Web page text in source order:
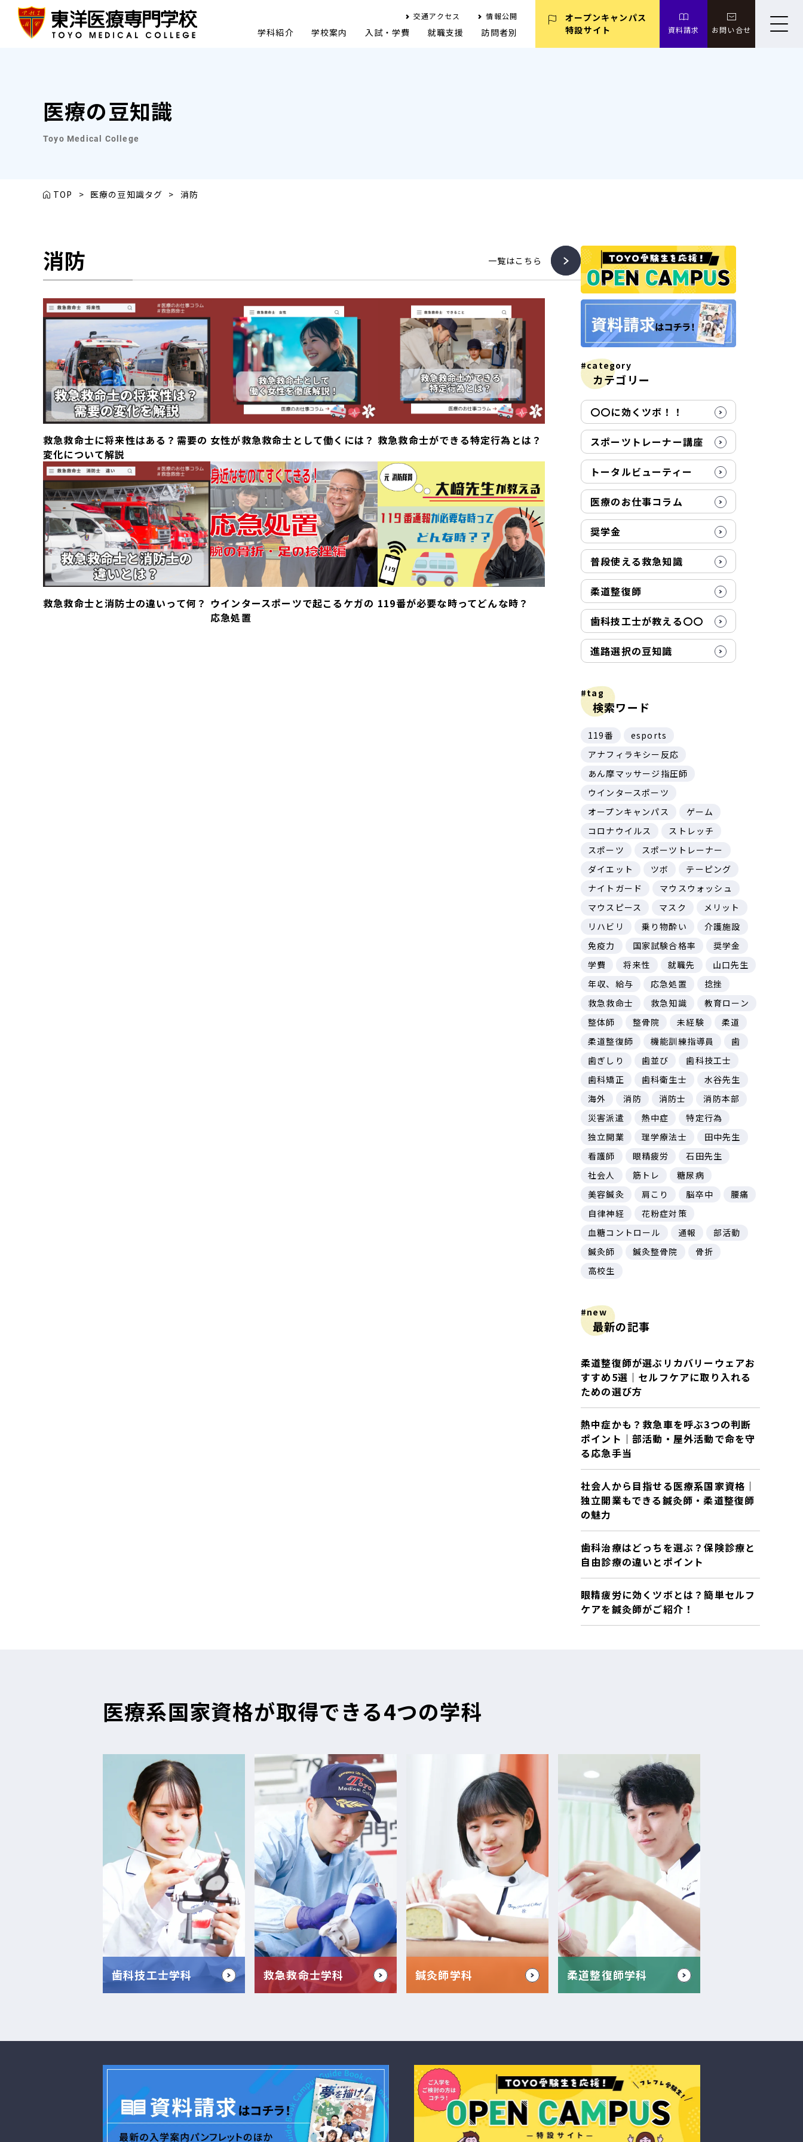
交通アクセス 情報公開
学科紹介 学校案内 入試・学費 就職支援 訪問者別
オープンキャンパス
特設サイト
資料請求 お問い合せ
医療の豆知識
Toyo Medical College
TOP > 医療の豆知識タグ > 消防
消防 一覧はこちら
救急救命士に将来性はある？需要の
変化について解説
女性が救急救命士として働くには？ 救急救命士ができる特定行為とは？
救急救命士と消防士の違いって何？ ウインタースポーツで起こるケガの
応急処置
119番が必要な時ってどんな時？
#category
カテゴリー
〇〇に効くツボ！！
スポーツトレーナー講座
トータルビューティー
医療のお仕事コラム
奨学金
普段使える救急知識
柔道整復師
歯科技工士が教える〇〇
進路選択の豆知識
#tag
検索ワード
119番
esports
アナフィラキシー反応
あん摩マッサージ指圧師
ウインタースポーツ
オープンキャンパス
ゲーム
コロナウイルス
ストレッチ
スポーツ
スポーツトレーナー
ダイエット
ツボ
テーピング
ナイトガード
マウスウォッシュ
マウスピース
マスク
メリット
リハビリ
乗り物酔い
介護施設
免疫力
国家試験合格率
奨学金
学費
将来性 就職先
山口先生
年収、給与
応急処置
捻挫
救急救命士
救急知識
教育ローン
整体師
整骨院 未経験
柔道
柔道整復師
機能訓練指導員
歯
歯ぎしり
歯並び
歯科技工士
歯科矯正
歯科衛生士
水谷先生
海外
消防 消防士
消防本部
災害派遣
熱中症
特定行為
独立開業
理学療法士
田中先生
看護師
眼精疲労
石田先生
社会人
筋トレ
糖尿病
美容鍼灸
肩こり 脳卒中
腰痛
自律神経
花粉症対策
血糖コントロール
通報
部活動
鍼灸師
鍼灸整骨院
骨折
高校生
#new
最新の記事
柔道整復師が選ぶリカバリーウェアお
すすめ5選｜セルフケアに取り入れる
ための選び方
熱中症かも？救急車を呼ぶ3つの判断
ポイント｜部活動・屋外活動で命を守
る応急手当
社会人から目指せる医療系国家資格｜
独立開業もできる鍼灸師・柔道整復師
の魅力
歯科治療はどっちを選ぶ？保険診療と
自由診療の違いとポイント
眼精疲労に効くツボとは？簡単セルフ
ケアを鍼灸師がご紹介！
医療系国家資格が取得できる4つの学科
歯科技工士学科 救急救命士学科 鍼灸師学科 柔道整復師学科